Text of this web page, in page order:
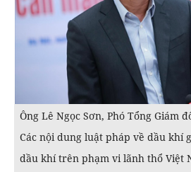
Ông Lê Ngọc Sơn, Phó Tổng Giám
Các nội dung luật pháp về dầu khí
dầu khí trên phạm vi lãnh thổ Việt